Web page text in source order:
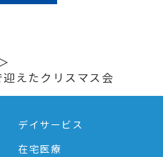
えたクリスマス会
デイサービス
在宅医療